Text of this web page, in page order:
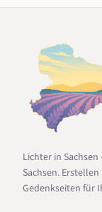
Lichter in
Sachsen.
Gedenkseiten für